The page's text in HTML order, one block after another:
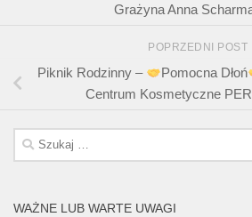
Grażyna Anna
POPRZEDNI POST
Piknik Rodzinny – Pomocna Dłoń
Centrum Kosmetyczne
Szukaj:
WAŻNE LUB WARTE UWAGI